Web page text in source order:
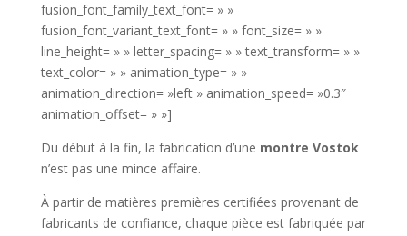
fusion_font_family_text_font= » »
fusion_font_variant_text_font= » » font_size= » »
line_height= » » letter_spacing= » » text_transform= » »
text_color= » » animation_type= » »
animation_direction= »left » animation_speed= »0.3″
animation_offset= » »]
Du début à la fin, la fabrication d’une montre Vostok
n’est pas une mince affaire.
À partir de matières premières certifiées provenant de
fabricants de confiance, chaque pièce est fabriquée par